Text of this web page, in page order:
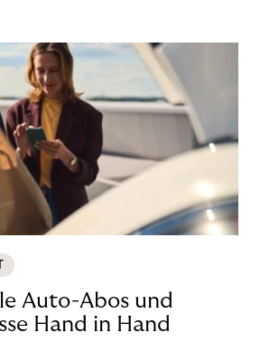
Auto-Abos und
Hand in Hand